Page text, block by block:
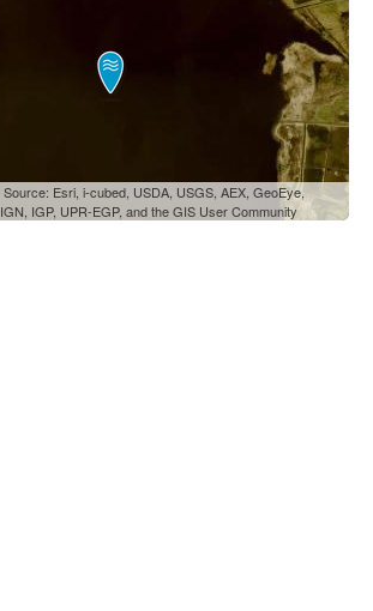
Esri, i-cubed, USDA, USGS, AEX, GeoEye,
IGP, UPR-EGP, and the GIS User Community